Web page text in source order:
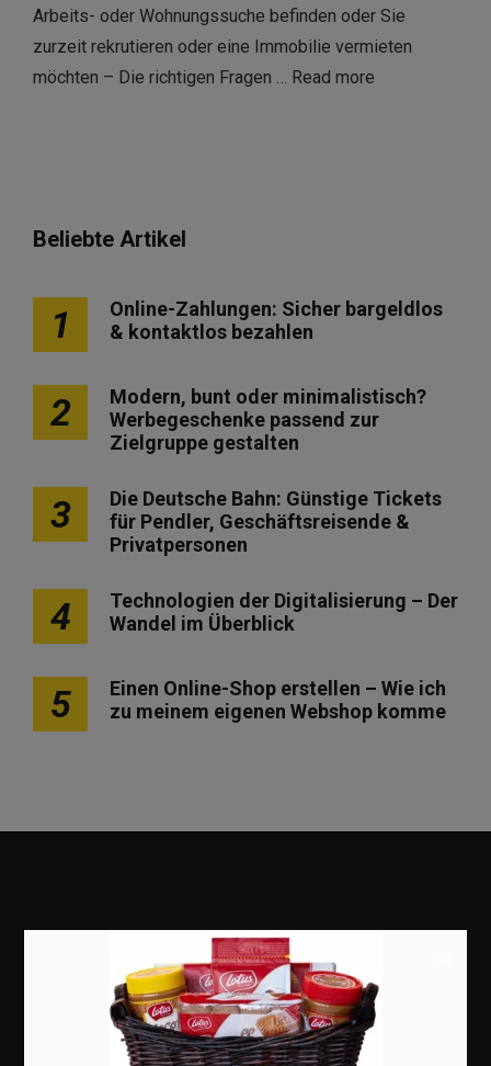
Arbeits- oder Wohnungssuche befinden oder Sie
zurzeit rekrutieren oder eine Immobilie vermieten
möchten – Die richtigen Fragen … Read more
Beliebte Artikel
1
Online-Zahlungen: Sicher bargeldlos
& kontaktlos bezahlen
2
Modern, bunt oder minimalistisch?
Werbegeschenke passend zur
Zielgruppe gestalten
3
Die Deutsche Bahn: Günstige Tickets
für Pendler, Geschäftsreisende &
Privatpersonen
4
Technologien der Digitalisierung – Der
Wandel im Überblick
5
Einen Online-Shop erstellen – Wie ich
zu meinem eigenen Webshop komme
Erfolgsgeschichten